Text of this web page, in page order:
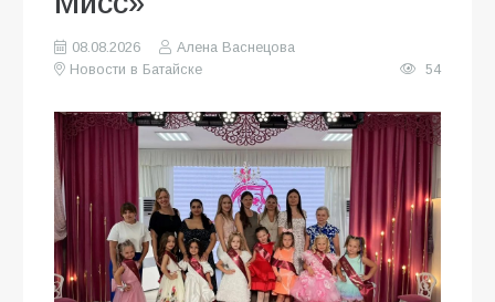
08.08.2026
Алена Васнецова
Новости в Батайске
54